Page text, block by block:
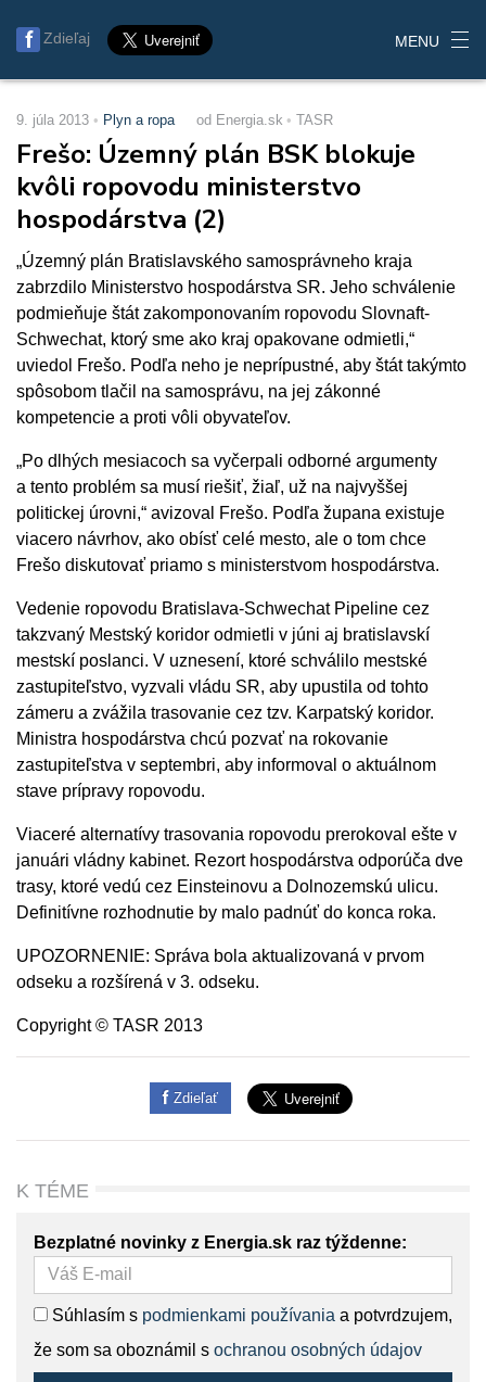
Zdieľaj MENU
9. júla 2013 Plyn a ropa od Energia.sk TASR
Frešo: Územný plán BSK blokuje
kvôli ropovodu ministerstvo
hospodárstva (2)
„Územný plán Bratislavského samosprávneho kraja
zabrzdilo Ministerstvo hospodárstva SR. Jeho schválenie
podmieňuje štát zakomponovaním ropovodu Slovnaft-
Schwechat, ktorý sme ako kraj opakovane odmietli,“
uviedol Frešo. Podľa neho je neprípustné, aby štát takýmto
spôsobom tlačil na samosprávu, na jej zákonné
kompetencie a proti vôli obyvateľov.
„Po dlhých mesiacoch sa vyčerpali odborné argumenty
a tento problém sa musí riešiť, žiaľ, už na najvyššej
politickej úrovni,“ avizoval Frešo. Podľa župana existuje
viacero návrhov, ako obísť celé mesto, ale o tom chce
Frešo diskutovať priamo s ministerstvom hospodárstva.
Vedenie ropovodu Bratislava-Schwechat Pipeline cez
takzvaný Mestský koridor odmietli v júni aj bratislavskí
mestskí poslanci. V uznesení, ktoré schválilo mestské
zastupiteľstvo, vyzvali vládu SR, aby upustila od tohto
zámeru a zvážila trasovanie cez tzv. Karpatský koridor.
Ministra hospodárstva chcú pozvať na rokovanie
zastupiteľstva v septembri, aby informoval o aktuálnom
stave prípravy ropovodu.
Viaceré alternatívy trasovania ropovodu prerokoval ešte v
januári vládny kabinet. Rezort hospodárstva odporúča dve
trasy, ktoré vedú cez Einsteinovu a Dolnozemskú ulicu.
Definitívne rozhodnutie by malo padnúť do konca roka.
UPOZORNENIE: Správa bola aktualizovaná v prvom
odseku a rozšírená v 3. odseku.
Copyright © TASR 2013
Zdieľať
K TÉME
Bezplatné novinky z Energia.sk raz týždenne:
Súhlasím s podmienkami používania a potvrdzujem,
že som sa oboznámil s ochranou osobných údajov